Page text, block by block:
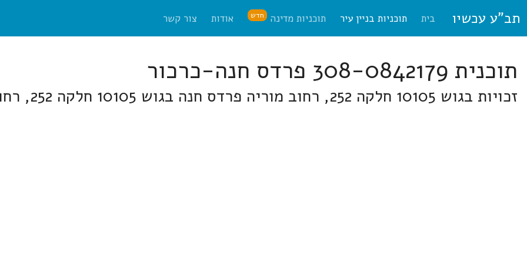
תב"ע עכשיו בית תוכניות בניין עיר תוכניות מדינה חדש אודות צור קשר
תוכנית 308-0842179 פרדס חנה-כרכור
זכויות בגוש 10105 חלקה 252, רחוב מוריה פרדס חנה בגוש 10105 חלקה 252, רחוב מוריה (10) פרדס חנה